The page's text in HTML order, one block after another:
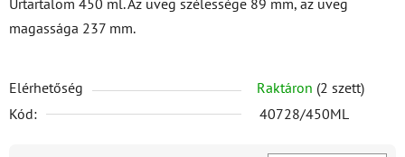
Űrtartalom 450 ml. Az üveg szélessége 89 mm, az üveg
magassága 237 mm.
Elérhetőség Raktáron (2 szett)
Kód:
40728/450ML